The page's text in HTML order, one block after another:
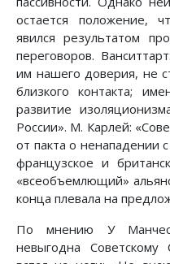
остается положение,
явился результатом
переговоров.
им нашего доверия, не
близкого контакта;
развитие
России». М. Карлей:
от пакта о ненападении
французское и
«всеобъемлющий»
конца плевала на
По мнению У
невыгодна